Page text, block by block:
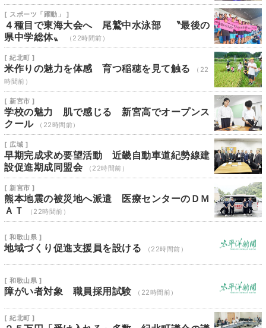
[ スポーツ「躍動」 ]
４種目で東海大会へ 尾鷲中水泳部 〝最後の
県中学総体〟
（22時間前）
[ 紀北町 ]
米作りの魅力を体感 育つ稲穂を見て触る
（22
時間前）
[ 新宮市 ]
学校の魅力 肌で感じる 新宮高でオープンス
クール
（22時間前）
[ 広域 ]
早期完成求め要望活動 近畿自動車道紀勢線建
設促進期成同盟会
（22時間前）
[ 新宮市 ]
熊本地震の被災地へ派遣 医療センターのＤＭ
ＡＴ
（22時間前）
[ 和歌山県 ]
地域づくり促進支援員を設ける （22時間前）
[ 和歌山県 ]
障がい者対象 職員採用試験 （22時間前）
[ 紀北町 ]